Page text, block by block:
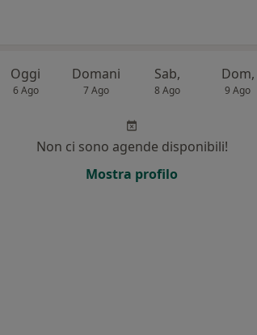
Oggi
6 Ago
Domani
7 Ago
Sab,
8 Ago
Dom,
9 Ago
Non ci sono agende disponibili!
Mostra profilo